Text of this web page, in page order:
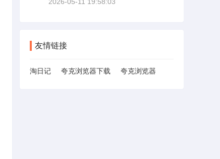
友情链接
淘日记 夸克浏览器下载 夸克浏览器